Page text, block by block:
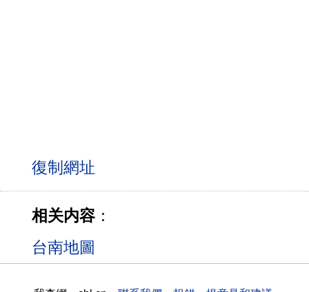
相关内容：
台南地圖